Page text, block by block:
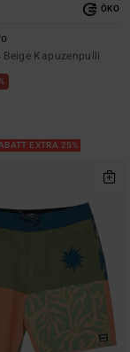
ÖKO
Kapuzenpulli
EXTRA 25%